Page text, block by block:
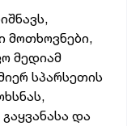
მოთხოვნები,
მედიამ
სპარსეთის
და